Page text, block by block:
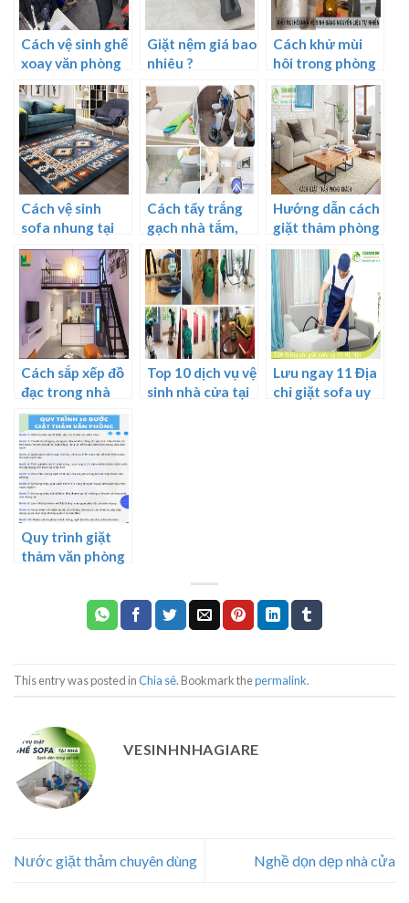
Cách vệ sinh ghế
xoay văn phòng
Giặt nệm giá bao
nhiêu ?
Cách khử mùi
hôi trong phòng
Cách vệ sinh
sofa nhung tại
nhà
Cách tẩy trắng
gạch nhà tắm,
nhà vệ sinh
Hướng dẫn cách
giặt thảm phòng
khách hiệu quả
Cách sắp xếp đồ
đạc trong nhà
nhỏ
Top 10 dịch vụ vệ
sinh nhà cửa tại
Lưu ngay 11 Địa
chỉ giặt sofa uy
Quy trình giặt
thảm văn phòng
This entry was posted inChia sẻ . Bookmark thepermalink
VESINHNHAGIARE
Nước giặt thảm chuyên dùng Nghề dọn dẹp nhà cửa